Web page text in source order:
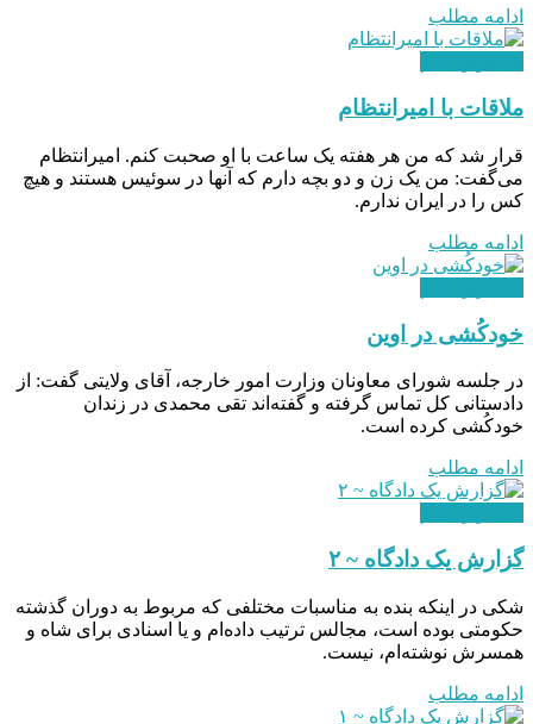
ادامه مطلب
ملاقات با امیرانتظام
قرار شد که من هر هفته یک ساعت با او صحبت کنم. امیرانتظام
می‌گفت: من یک زن و دو بچه دارم که آنها در سوئیس هستند و هیچ
کس را در ایران ندارم.
ادامه مطلب
خودکُشی در اوین
در جلسه شورای معاونان وزارت امور خارجه، آقای ولایتی گفت: از
دادستانی کل تماس گرفته و گفته‌اند تقی محمدی در زندان
خودکُشی کرده است.
ادامه مطلب
گزارش یک دادگاه ~ ۲
شكی در اينكه بنده به مناسبات مختلفی كه مربوط به دوران گذشته
حكومتی بوده است، مجالس ترتيب داده‌ام و يا اسنادی برای شاه و
همسرش نوشته‌ام، نیست.
ادامه مطلب